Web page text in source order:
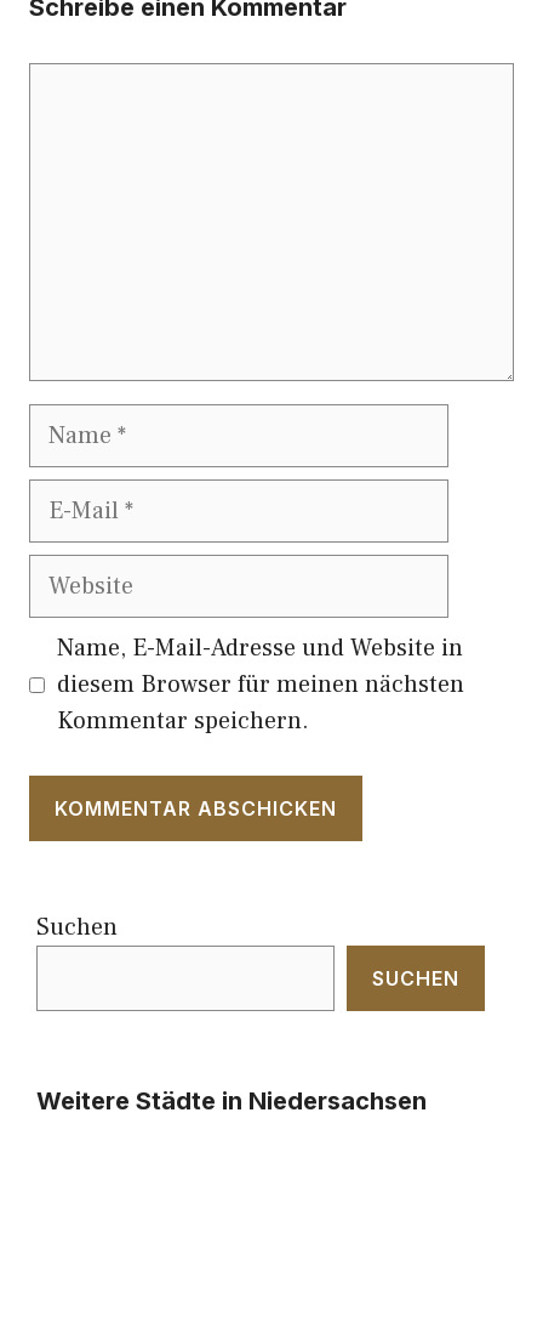
Schreibe einen Kommentar
Name
E-
Website
Name, E-Mail-Adresse und Website in
diesem Browser für meinen nächsten
Kommentar speichern.
Suchen
SUCHEN
Weitere Städte in Niedersachsen